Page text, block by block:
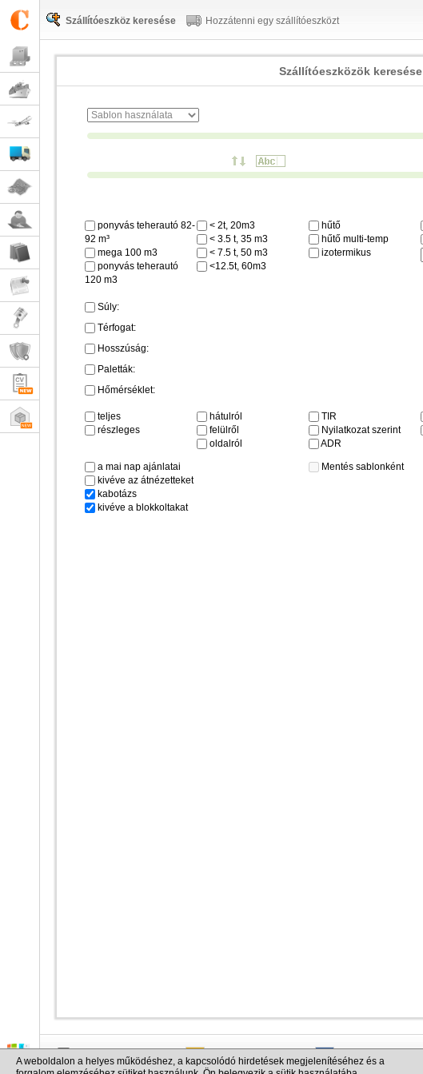
Szállítóeszköz keresése Hozzátenni egy szállítóeszközt
Szállítóeszközök keresése
ponyvás teherautó 82-
92 m³
mega 100 m3
ponyvás teherautó
120 m3
< 2t, 20m3
< 3.5 t, 35 m3
< 7.5 t, 50 m3
<12.5t, 60m3
hűtő
hűtő multi-temp
izotermikus
Súly:
Térfogat:
Hosszúság:
Paletták:
Hőmérséklet:
teljes
részleges
hátulról
felülről
oldalról
TIR
Nyilatkozat szerint
ADR
a mai nap ajánlatai
kivéve az átnézetteket
kabotázs
kivéve a blokkoltakat
Mentés sablonként
info@cargo.lt
+370 655 17777
+380 50 337-20-47
A weboldalon a helyes működéshez, a kapcsolódó hirdetések megjelenítéséhez és a